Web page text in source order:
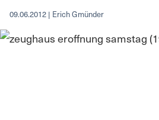
09.06.2012 | Erich Gmünder